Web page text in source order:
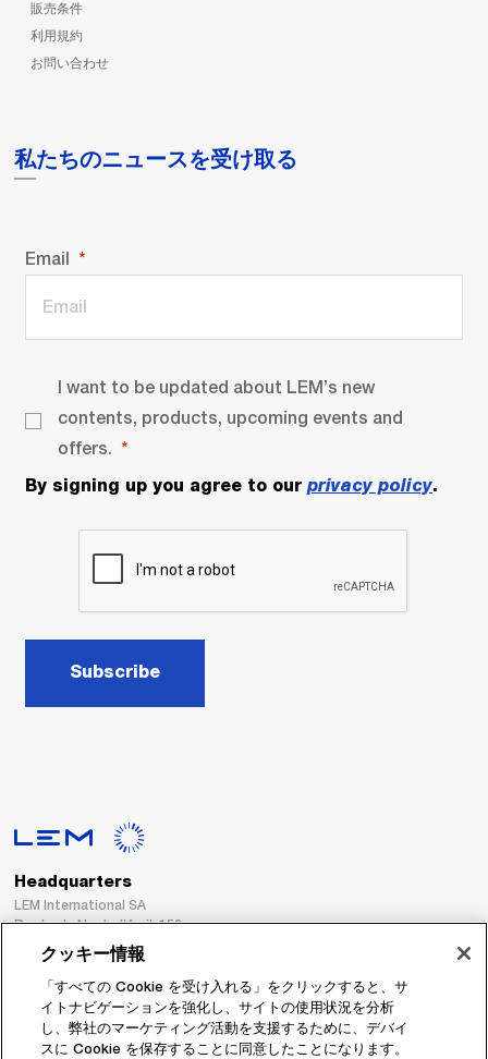
販売条件
利用規約
お問い合わせ
私たちのニュースを受け取る
Email
I want to be updated about LEM’s new
contents, products, upcoming events and
offers.
By signing up you agree to our privacy policy.
Subscribe
Headquarters
LEM International SA
Route du Nant-d’Avril, 152
1217 Meyrin
Switzerland
Tel. :
+41 22 706 11 11
Fax : +41 22 794 94 78
クッキー情報
「すべての Cookie を受け入れる」をクリックすると、サ
イトナビゲーションを強化し、サイトの使用状況を分析
し、弊社のマーケティング活動を支援するために、デバイ
スに Cookie を保存することに同意したことになります。